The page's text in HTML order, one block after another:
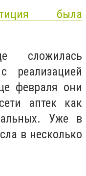
была
сложилась
реализацией
февраля они
аптек как
Уже в
в несколько